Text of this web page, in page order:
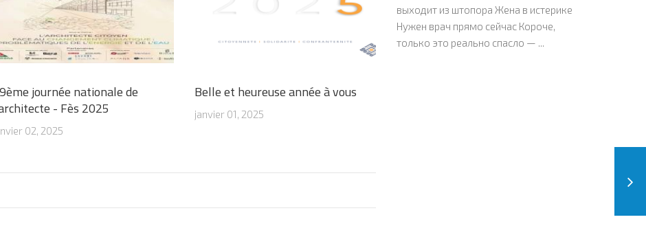
journée nationale de
- Fès 2025
02, 2025
Belle et heureuse année à vous
janvier 01, 2025
выходит из штопора Жена в истерике
Нужен врач прямо сейчас Короче,
только это реально спасло — ...